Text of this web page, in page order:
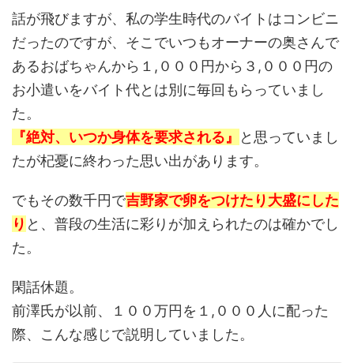
話が飛びますが、私の学生時代のバイトはコンビニ
だったのですが、そこでいつもオーナーの奥さんで
あるおばちゃんから１,０００円から３,０００円の
お小遣いをバイト代とは別に毎回もらっていまし
た。
『絶対、いつか身体を要求される』
と思っていまし
たが杞憂に終わった思い出があります。
でもその数千円で吉野家で卵をつけたり大盛にした
り と、普段の生活に彩りが加えられたのは確かでし
た。
閑話休題。
前澤氏が以前、１００万円を１,０００人に配った
際、こんな感じで説明していました。